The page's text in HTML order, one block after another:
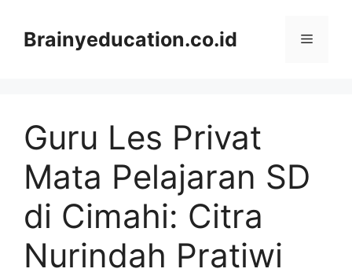
contentBrainyeducation.co.id Menu
Guru Les Privat
Mata Pelajaran SD
di Cimahi: Citra
Nurindah Pratiwi